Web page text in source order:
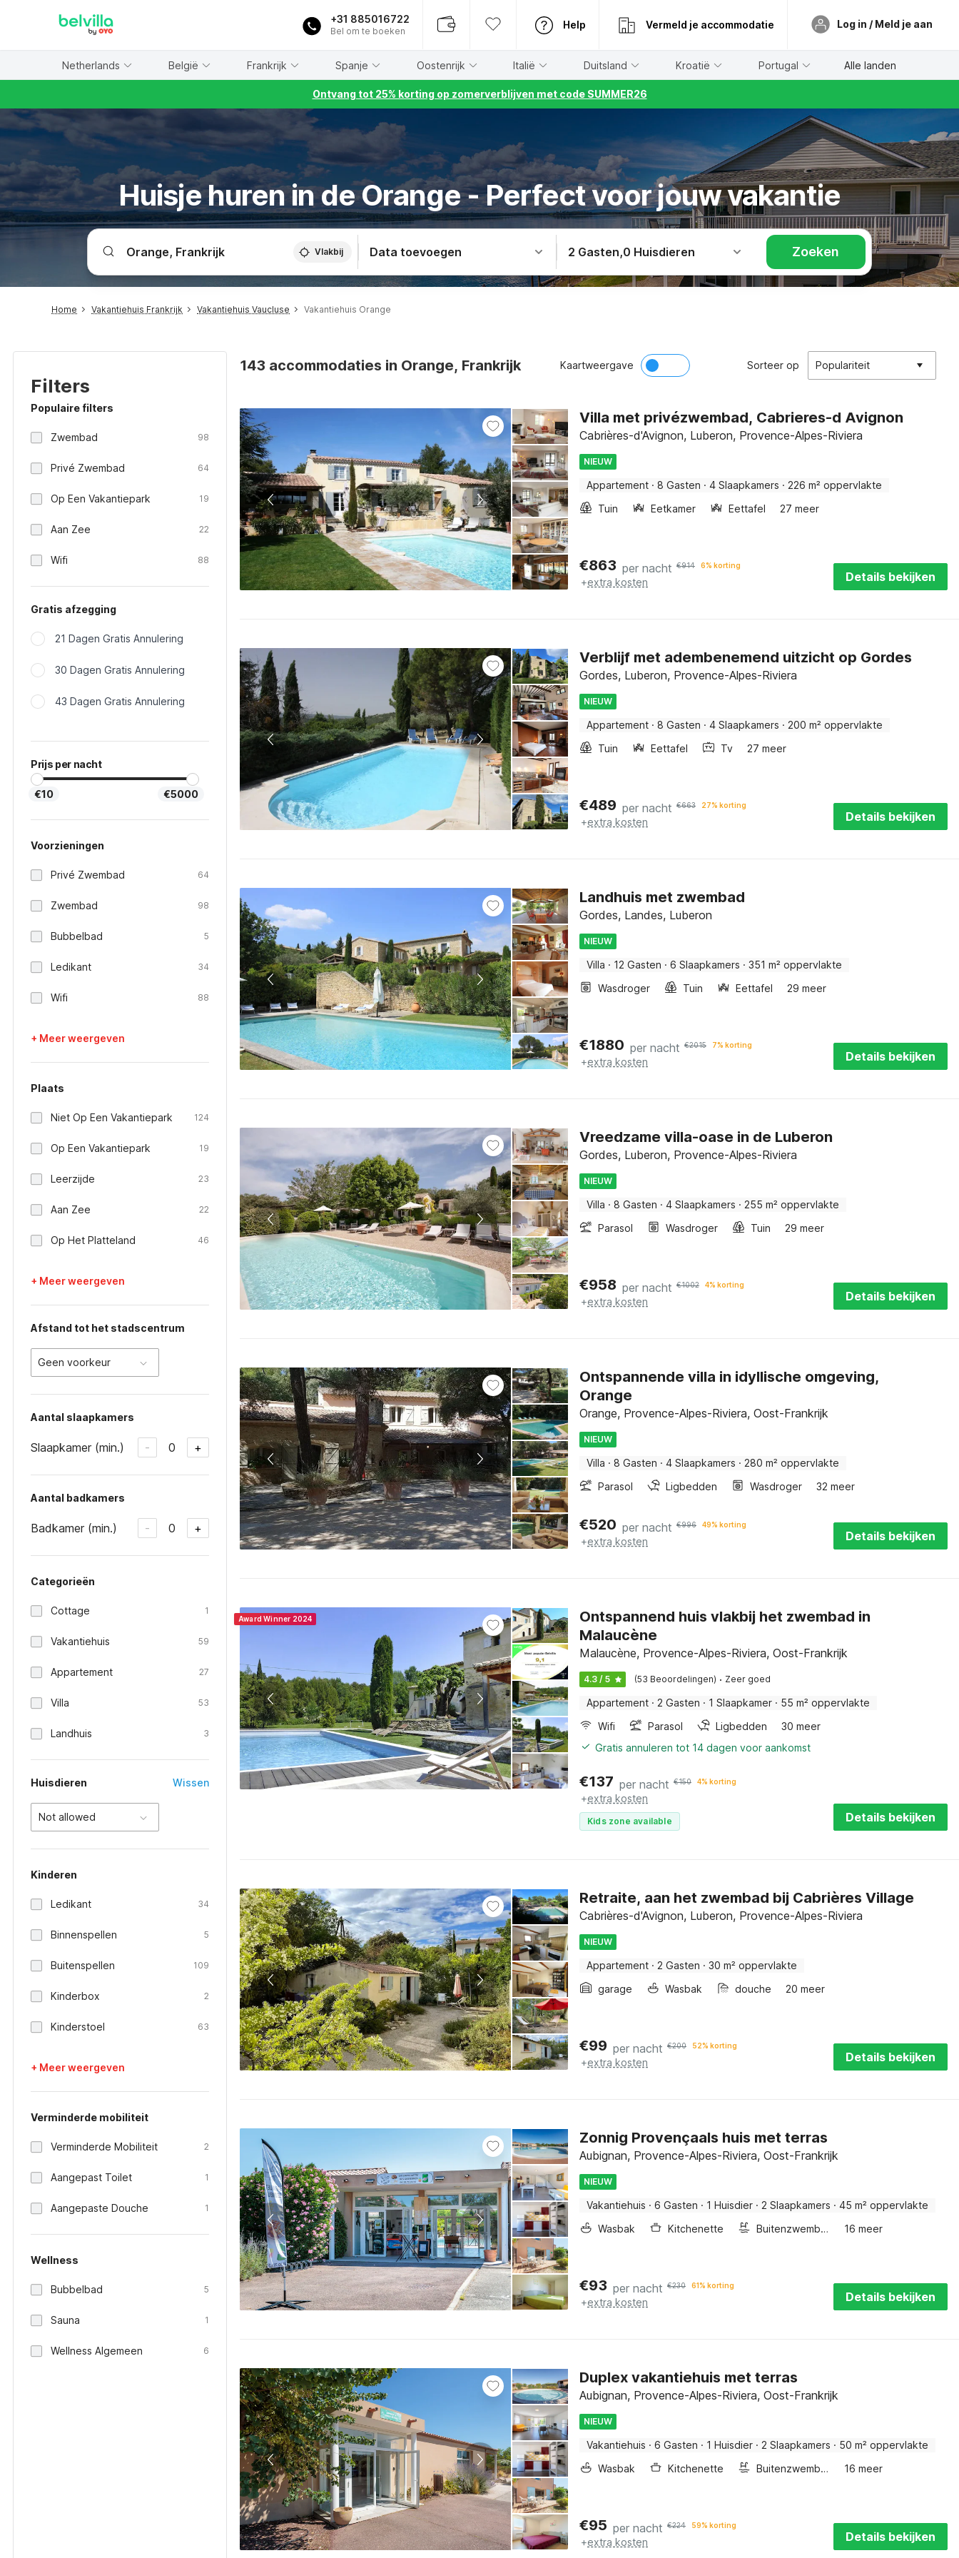
+31 885016722
Bel om te boeken
Help Vermeld je accommodatie Log in / Meld je aan
Netherlands België Frankrijk Spanje Oostenrijk Italië Duitsland Kroatië Portugal Alle landen
Ontvang tot 25% korting op zomerverblijven met code SUMMER26
Huisje huren in de Orange - Perfect voor jouw vakantie
Vlakbij Data toevoegen 2 Gasten,0 Huisdieren Zoeken
Home Vakantiehuis Frankrijk Vakantiehuis Vaucluse Vakantiehuis Orange
Filters
Populaire filters
Zwembad 98
Privé Zwembad 64
Op Een Vakantiepark 19
Aan Zee 22
Wifi 88
Gratis afzegging
21 Dagen Gratis Annulering
30 Dagen Gratis Annulering
43 Dagen Gratis Annulering
Prijs per nacht
€10 €5000
Voorzieningen
Privé Zwembad 64
Zwembad 98
Bubbelbad 5
Ledikant 34
Wifi 88
+ Meer weergeven
Plaats
Niet Op Een Vakantiepark 124
Op Een Vakantiepark 19
Leerzijde 23
Aan Zee 22
Op Het Platteland 46
+ Meer weergeven
Afstand tot het stadscentrum
Geen voorkeur
Aantal slaapkamers
Slaapkamer (min.) - 0 +
Aantal badkamers
Badkamer (min.) - 0 +
Categorieën
Cottage 1
Vakantiehuis 59
Appartement 27
Villa 53
Landhuis 3
Huisdieren Wissen
Not allowed
Kinderen
Ledikant 34
Binnenspellen 5
Buitenspellen 109
Kinderbox 2
Kinderstoel 63
+ Meer weergeven
Verminderde mobiliteit
Verminderde Mobiliteit 2
Aangepast Toilet 1
Aangepaste Douche 1
Wellness
Bubbelbad 5
Sauna 1
Wellness Algemeen 6
143 accommodaties in Orange, Frankrijk Kaartweergave Sorteer op Populariteit
Villa met privézwembad, Cabrieres-d Avignon
Cabrières-d'Avignon, Luberon, Provence-Alpes-Riviera
NIEUW
Appartement · 8 Gasten · 4 Slaapkamers · 226 m² oppervlakte
Tuin
Eetkamer Eettafel 27 meer
€863 per nacht €914 6% korting
+extra kosten Details bekijken
Verblijf met adembenemend uitzicht op Gordes
Gordes, Luberon, Provence-Alpes-Riviera
NIEUW
Appartement · 8 Gasten · 4 Slaapkamers · 200 m² oppervlakte
Tuin
Eettafel Tv 27 meer
€489 per nacht €663 27% korting
+extra kosten Details bekijken
Landhuis met zwembad
Gordes, Landes, Luberon
NIEUW
Villa · 12 Gasten · 6 Slaapkamers · 351 m² oppervlakte
Wasdroger
Tuin Eettafel 29 meer
€1880 per nacht €2015 7% korting
+extra kosten Details bekijken
Vreedzame villa-oase in de Luberon
Gordes, Luberon, Provence-Alpes-Riviera
NIEUW
Villa · 8 Gasten · 4 Slaapkamers · 255 m² oppervlakte
Parasol
Wasdroger Tuin 29 meer
€958 per nacht €1002 4% korting
+extra kosten Details bekijken
Ontspannende villa in idyllische omgeving,
Orange
Orange, Provence-Alpes-Riviera, Oost-Frankrijk
NIEUW
Villa · 8 Gasten · 4 Slaapkamers · 280 m² oppervlakte
Parasol
Ligbedden Wasdroger 32 meer
€520 per nacht €996 49% korting
+extra kosten Details bekijken
Award Winner 2024
Ontspannend huis vlakbij het zwembad in
Malaucène
Malaucène, Provence-Alpes-Riviera, Oost-Frankrijk
4.3 / 5 (53 Beoordelingen) · Zeer goed
Appartement · 2 Gasten · 1 Slaapkamer · 55 m² oppervlakte
Wifi
Parasol Ligbedden
30 meer
Gratis annuleren tot 14 dagen voor aankomst
€137 per nacht €150 4% korting
+extra kosten
Kids zone available Details bekijken
Retraite, aan het zwembad bij Cabrières Village
Cabrières-d'Avignon, Luberon, Provence-Alpes-Riviera
NIEUW
Appartement · 2 Gasten · 30 m² oppervlakte
garage
Wasbak douche 20 meer
€99 per nacht €200 52% korting
+extra kosten Details bekijken
Zonnig Provençaals huis met terras
Aubignan, Provence-Alpes-Riviera, Oost-Frankrijk
NIEUW
Vakantiehuis · 6 Gasten · 1 Huisdier · 2 Slaapkamers · 45 m² oppervlakte
Wasbak
Kitchenette Buitenzwembad 16 meer
€93 per nacht €230 61% korting
+extra kosten Details bekijken
Duplex vakantiehuis met terras
Aubignan, Provence-Alpes-Riviera, Oost-Frankrijk
NIEUW
Vakantiehuis · 6 Gasten · 1 Huisdier · 2 Slaapkamers · 50 m² oppervlakte
Wasbak
Kitchenette Buitenzwembad 16 meer
€95 per nacht €224 59% korting
+extra kosten Details bekijken